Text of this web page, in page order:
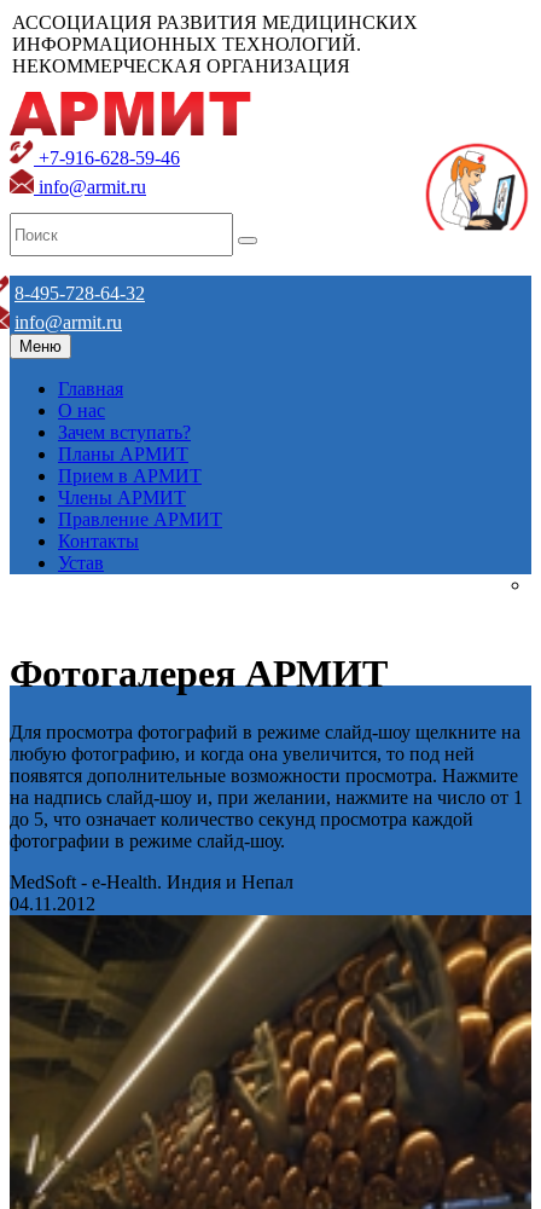
АССОЦИАЦИЯ РАЗВИТИЯ МЕДИЦИНСКИХ
ИНФОРМАЦИОННЫХ ТЕХНОЛОГИЙ.
НЕКОММЕРЧЕСКАЯ ОРГАНИЗАЦИЯ
+7-916-628-59-46
info@armit.ru
8-495-728-64-32
info@armit.ru
Меню
Главная
О нас
Зачем вступать?
Планы АРМИТ
Прием в АРМИТ
Члены АРМИТ
Правление АРМИТ
Контакты
Устав
Фотогалерея АРМИТ
Для просмотра фотографий в режиме слайд-шоу щелкните на
любую фотографию, и когда она увеличится, то под ней
появятся дополнительные возможности просмотра. Нажмите
на надпись слайд-шоу и, при желании, нажмите на число от 1
до 5, что означает количество секунд просмотра каждой
фотографии в режиме слайд-шоу.
MedSoft - e-Health. Индия и Непал
04.11.2012